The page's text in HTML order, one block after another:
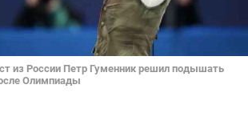
из России Петр Гуменник решил подышать
Олимпиады